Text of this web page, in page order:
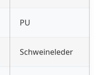
PU
Schweineleder